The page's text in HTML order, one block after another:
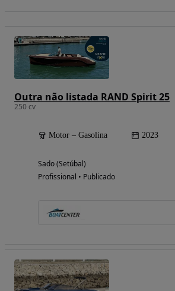
Outra não listada RAND Spirit 25
250 cv
Motor – Gasolina 2023
Sado (Setúbal)
Profissional • Publicado